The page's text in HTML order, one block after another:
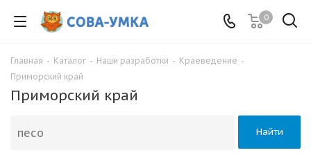
0
Главная - Каталог - Наши разработки - Краеведение -
Приморский край
Приморский край
Найти